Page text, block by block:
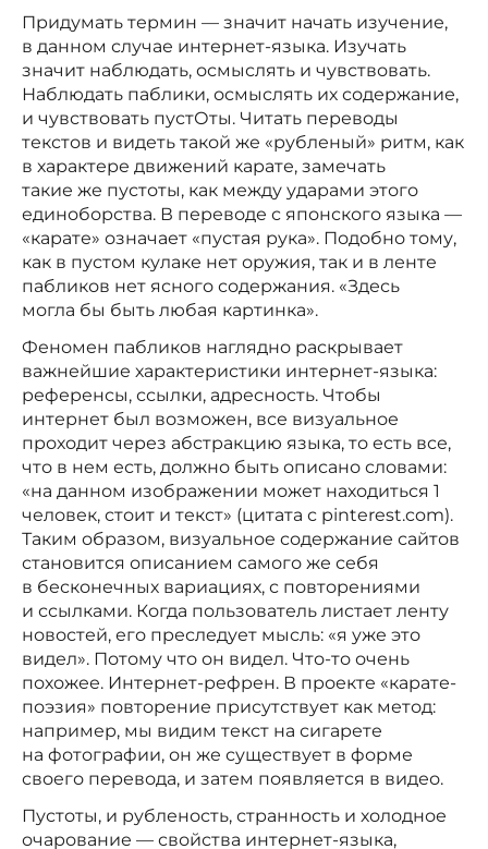
Придумать термин — значит начать изучение,
в данном случае интернет-языка. Изучать
значит наблюдать, осмыслять и чувствовать.
Наблюдать паблики, осмыслять их содержание,
и чувствовать пустОты. Читать переводы
текстов и видеть такой же «рубленый» ритм, как
в характере движений карате, замечать
такие же пустоты, как между ударами этого
единоборства. В переводе с японского языка —
«карате» означает «пустая рука». Подобно тому,
как в пустом кулаке нет оружия, так и в ленте
пабликов нет ясного содержания. «Здесь
могла бы быть любая картинка».
Феномен пабликов наглядно раскрывает
важнейшие характеристики интернет-языка:
референсы, ссылки, адресность. Чтобы
интернет был возможен, все визуальное
проходит через абстракцию языка, то есть все,
что в нем есть, должно быть описано словами:
«на данном изображении может находиться 1
человек, стоит и текст» (цитата с pinterest.com).
Таким образом, визуальное содержание сайтов
становится описанием самого же себя
в бесконечных вариациях, с повторениями
и ссылками. Когда пользователь листает ленту
новостей, его преследует мысль: «я уже это
видел». Потому что он видел. Что-то очень
похожее. Интернет-рефрен. В проекте «карате-
поэзия» повторение присутствует как метод:
например, мы видим текст на сигарете
на фотографии, он же существует в форме
своего перевода, и затем появляется в видео.
Пустоты, и рубленость, странность и холодное
очарование — свойства интернет-языка,